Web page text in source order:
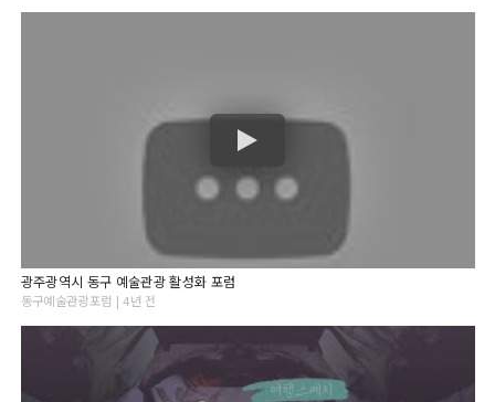
광주광역시 동구 예술관광 활성화 포럼
동구예술관광포럼 | 4년 전